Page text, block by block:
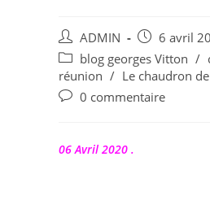
Auteur/autrice
de
la
publication :
ADMIN
Publication
publiée :
6 avril
Post
category:
blog georges Vitton /
réunion / Le chaudron
Commentaires
publication :
0 commentaire
06 Avril 2020 .